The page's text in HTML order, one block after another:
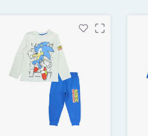
Leverbaar in diverse
uitvoeringen.
Willekeurige uitlevering.